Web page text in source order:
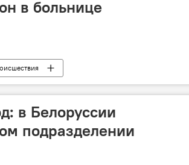
в больнице
в Белоруссии
подразделении